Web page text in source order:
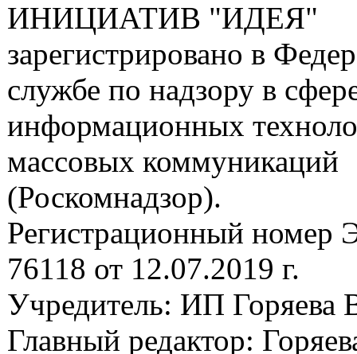
ИНИЦИАТИВ "ИДЕЯ"
зарегистрировано в
службе по надзору в
информационных
массовых коммуникаций
(Роскомнадзор).
Регистрационный
76118 от 12.07.2019 г.
Учредитель: ИП Горяева
Главный редактор: